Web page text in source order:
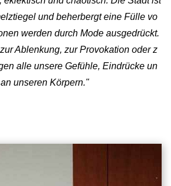
und beherbergt eine Fülle vo
werden durch Mode ausgedrückt.
Ablenkung, zur Provokation oder z
alle unsere Gefühle, Eindrücke un
unseren Körpern."